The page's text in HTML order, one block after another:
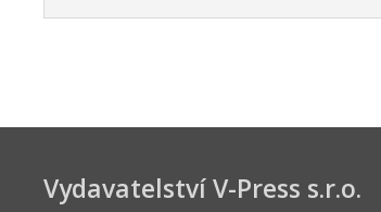
Vydavatelství V-Press s.r.o.